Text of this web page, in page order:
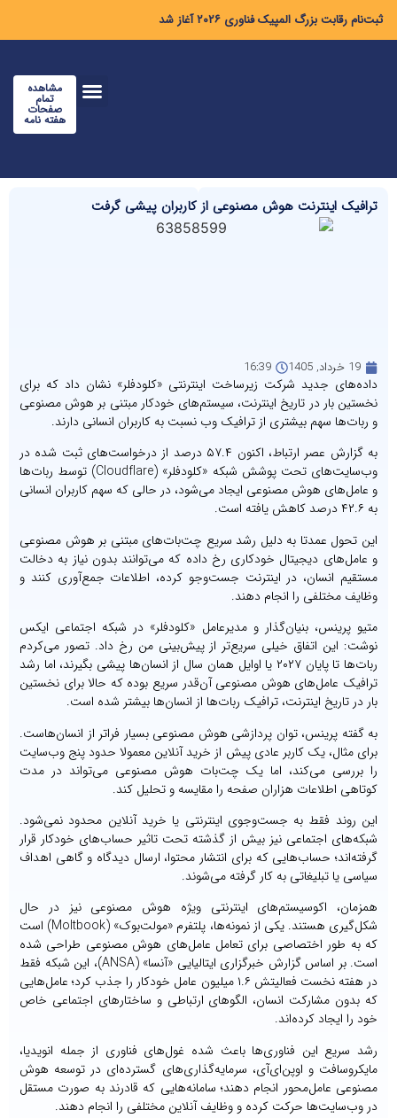
ثبت‌نام رقابت بزرگ المپیک فناوری ۲۰۲۶ آغاز شد
مشاهده
تمام
صفحات
هفته نامه
ترافیک اینترنت هوش مصنوعی از کاربران پیشی گرفت
19 خرداد, 1405 16:39
داده‌های جدید شرکت زیرساخت اینترنتی «کلودفلر» نشان داد که برای
نخستین بار در تاریخ اینترنت، سیستم‌های خودکار مبتنی بر هوش مصنوعی
و ربات‌ها سهم بیشتری از ترافیک وب نسبت به کاربران انسانی دارند.
به گزارش عصر ارتباط، اکنون ۵۷.۴ درصد از درخواست‌های ثبت‌ شده در
وب‌سایت‌های تحت پوشش شبکه «کلودفلر» (Cloudflare) توسط ربات‌ها
و عامل‌های هوش مصنوعی ایجاد می‌شود، در حالی که سهم کاربران انسانی
به ۴۲.۶ درصد کاهش یافته است.
این تحول عمدتا به دلیل رشد سریع چت‌بات‌های مبتنی بر هوش مصنوعی
و عامل‌های دیجیتال خودکاری رخ داده که می‌توانند بدون نیاز به دخالت
مستقیم انسان، در اینترنت جست‌وجو کرده، اطلاعات جمع‌آوری کنند و
وظایف مختلفی را انجام دهند.
متیو پرینس، بنیان‌گذار و مدیرعامل «کلودفلر» در شبکه اجتماعی ایکس
نوشت: این اتفاق خیلی سریع‌تر از پیش‌بینی من رخ داد. تصور می‌کردم
ربات‌ها تا پایان ۲۰۲۷ یا اوایل همان سال از انسان‌ها پیشی بگیرند، اما رشد
ترافیک عامل‌های هوش مصنوعی آن‌قدر سریع بوده که حالا برای نخستین
بار در تاریخ اینترنت، ترافیک ربات‌ها از انسان‌ها بیشتر شده است.
به گفته پرینس، توان پردازشی هوش مصنوعی بسیار فراتر از انسان‌هاست.
برای مثال، یک کاربر عادی پیش از خرید آنلاین معمولا حدود پنج وب‌سایت
را بررسی می‌کند، اما یک چت‌بات هوش مصنوعی می‌تواند در مدت
کوتاهی اطلاعات هزاران صفحه را مقایسه و تحلیل کند.
این روند فقط به جست‌وجوی اینترنتی یا خرید آنلاین محدود نمی‌شود.
شبکه‌های اجتماعی نیز بیش از گذشته تحت تاثیر حساب‌های خودکار قرار
گرفته‌اند؛ حساب‌هایی که برای انتشار محتوا، ارسال دیدگاه و گاهی اهداف
سیاسی یا تبلیغاتی به کار گرفته می‌شوند.
همزمان، اکوسیستم‌های اینترنتی ویژه هوش مصنوعی نیز در حال
شکل‌گیری هستند. یکی از نمونه‌ها، پلتفرم «مولت‌بوک» (Moltbook) است
که به طور اختصاصی برای تعامل عامل‌های هوش مصنوعی طراحی شده
است. بر اساس گزارش خبرگزاری ایتالیایی «آنسا» (ANSA)، این شبکه فقط
در هفته نخست فعالیتش ۱.۶ میلیون عامل خودکار را جذب کرد؛ عامل‌هایی
که بدون مشارکت انسان، الگوهای ارتباطی و ساختارهای اجتماعی خاص
خود را ایجاد کرده‌اند.
رشد سریع این فناوری‌ها باعث شده غول‌های فناوری از جمله انویدیا،
مایکروسافت و اوپن‌ای‌آی، سرمایه‌گذاری‌های گسترده‌ای در توسعه هوش
مصنوعی عامل‌محور انجام دهند؛ سامانه‌هایی که قادرند به صورت مستقل
در وب‌سایت‌ها حرکت کرده و وظایف آنلاین مختلفی را انجام دهند.